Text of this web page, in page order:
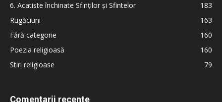
6. Acatiste închinate Sfinților și Sfintelor
183
Rugăciuni
163
Fără categorie
160
Poezia religioasă
160
Stiri religioase
79
Comentarii recente